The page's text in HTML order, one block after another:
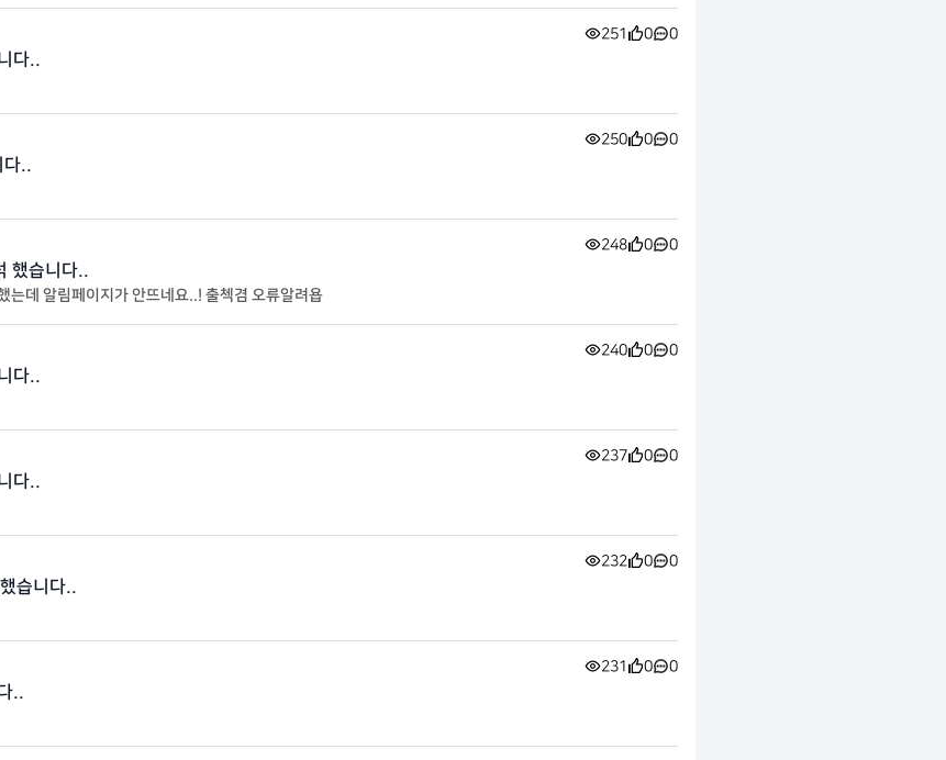
251 0 0
다..
250 0 0
..
248 0 0
했습니다..
는데 알림페이지가 안뜨네요..! 출첵겸 오류알려욥
240 0 0
다..
237 0 0
다..
232 0 0
습니다..
231 0 0
..